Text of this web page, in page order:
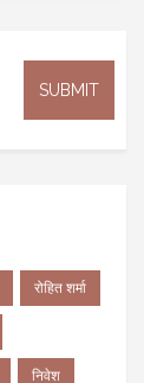
रोहित शर्मा
निवेश